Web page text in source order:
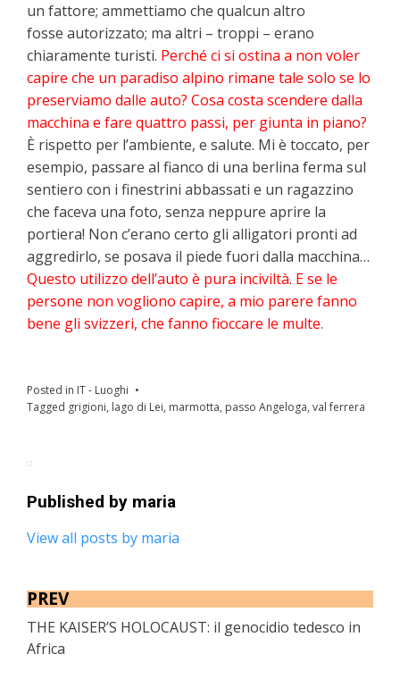
un fattore; ammettiamo che qualcun altro
fosse autorizzato; ma altri – troppi – erano
chiaramente turisti. Perché ci si ostina a non voler
capire che un paradiso alpino rimane tale solo se lo
preserviamo dalle auto? Cosa costa scendere dalla
macchina e fare quattro passi, per giunta in piano?
È rispetto per l’ambiente, e salute. Mi è toccato, per
esempio, passare al fianco di una berlina ferma sul
sentiero con i finestrini abbassati e un ragazzino
che faceva una foto, senza neppure aprire la
portiera! Non c’erano certo gli alligatori pronti ad
aggredirlo, se posava il piede fuori dalla macchina…
Questo utilizzo dell’auto è pura inciviltà. E se le
persone non vogliono capire, a mio parere fanno
bene gli svizzeri, che fanno fioccare le multe.
Posted in IT - Luoghi
Tagged grigioni, lago di Lei, marmotta, passo Angeloga, val ferrera
Published by maria
View all posts by maria
PREV
THE KAISER’S HOLOCAUST: il genocidio tedesco in
Africa